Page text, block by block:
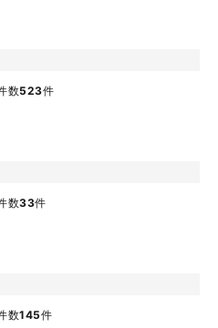
数523件
数33件
数145件